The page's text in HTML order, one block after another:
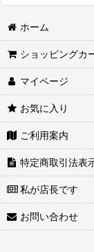
ホーム
ショッピングカ
マイページ
お気に入り
ご利用案内
特定商取引法表
私が店長です
お問い合わせ